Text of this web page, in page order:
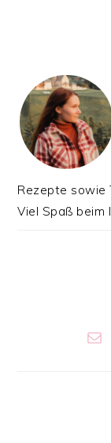
Rezepte sowie
Viel Spaß beim